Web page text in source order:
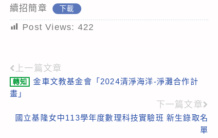
續招簡章
下載
Post Views: 422
Read
more
上一篇文章
轉知
金車文教基金會「2024清淨海洋-淨灘合作計
畫」
下一篇文章
國立基隆女中113學年度數理科技實驗班 新生錄取名
單